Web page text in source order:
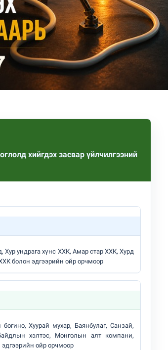
хийгдэх засвар үйлчилгээний
Хур ундрага хүнс ХХК, Амар стар ХХК, Хурд
болон эдгээрийн ойр орчмоор
Хуурай мухар, Баянбулаг, Санзай,
хэлтэс, Монголын алт компани,
ойр орчмоор